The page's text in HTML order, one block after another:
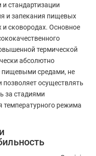
стандартизации
и запекания пищевых
и сковородах. Основное
термической
абсолютно
пищевыми средами, не
осуществлять
за стадиями
температурного режима